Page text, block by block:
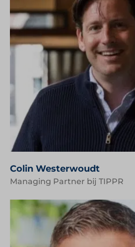
Colin Westerwoudt
Managing Partner bij TIPPR